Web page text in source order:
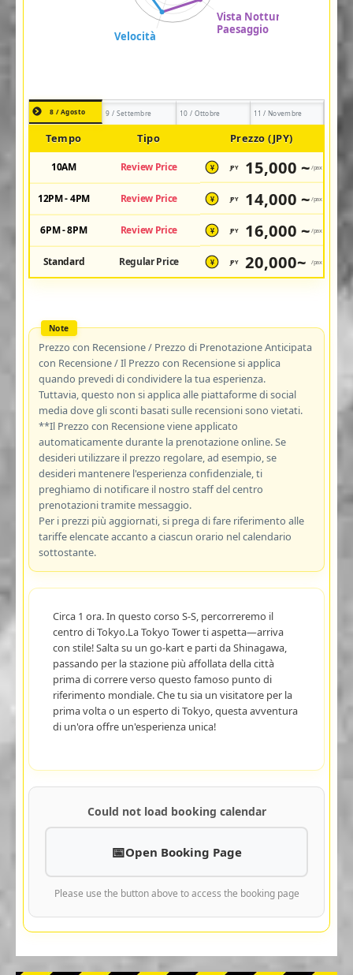
8 / Agosto 9 / Settembre 10 / Ottobre 11 / Novembre
Tempo Tipo Prezzo (JPY)
10AM Review Price ¥ JPY 15,000 ~ /pax
12PM - 4PM Review Price ¥ JPY 14,000 ~ /pax
6PM - 8PM Review Price ¥ JPY 16,000 ~ /pax
Standard Regular Price ¥ JPY 20,000~ /pax
Prezzo con Recensione / Prezzo di Prenotazione Anticipata
con Recensione / Il Prezzo con Recensione si applica
quando prevedi di condividere la tua esperienza.
Tuttavia, questo non si applica alle piattaforme di social
media dove gli sconti basati sulle recensioni sono vietati.
**Il Prezzo con Recensione viene applicato
automaticamente durante la prenotazione online. Se
desideri utilizzare il prezzo regolare, ad esempio, se
desideri mantenere l'esperienza confidenziale, ti
preghiamo di notificare il nostro staff del centro
prenotazioni tramite messaggio.
Per i prezzi più aggiornati, si prega di fare riferimento alle
tariffe elencate accanto a ciascun orario nel calendario
sottostante.
Circa 1 ora. In questo corso S-S, percorreremo il
centro di Tokyo.La Tokyo Tower ti aspetta—arriva
con stile! Salta su un go-kart e parti da Shinagawa,
passando per la stazione più affollata della città
prima di correre verso questo famoso punto di
riferimento mondiale. Che tu sia un visitatore per la
prima volta o un esperto di Tokyo, questa avventura
di un'ora offre un'esperienza unica!
Could not load booking calendar
Open Booking Page
Please use the button above to access the booking page